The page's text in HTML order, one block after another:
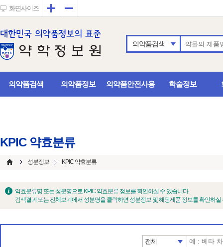
화면사이즈 확대
의약품검색
의약품검색 의약품정보 의약품안전사용 학술정보
KPIC 약효분류
성분정보 KPIC 약효분류
약효분류명 또는 성분명으로 KPIC 약효분류 정보를 확인하실 수 있습니다.
검색결과 또는 전체보기에서 성분명을 클릭하면 성분정보 및 해당제품 정보를 확인하실
전체